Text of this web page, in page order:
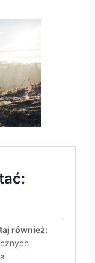
również: